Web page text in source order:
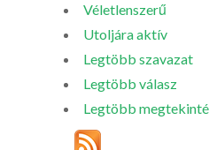
Véletlenszerű
Utoljára aktív
Legtöbb szavazat
Legtöbb válasz
Legtöbb